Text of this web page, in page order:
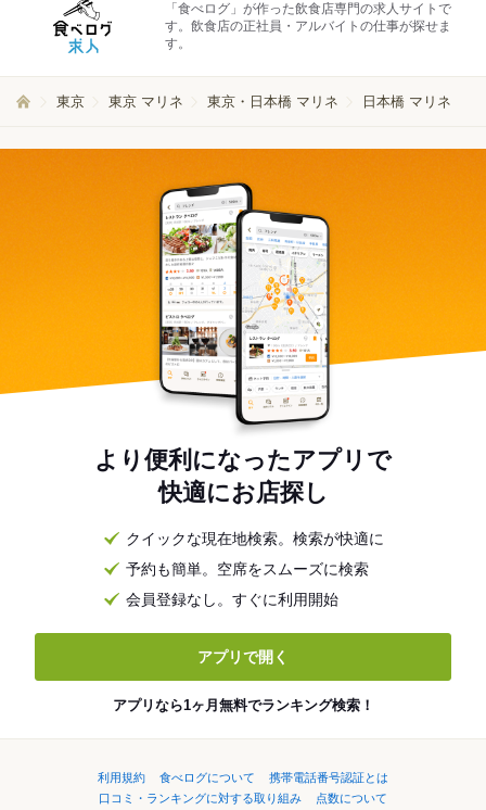
「食べログ」が作った飲食店専門の求人サイトで
す。飲食店の正社員・アルバイトの仕事が探せま
す。
東京 東京 マリネ 東京・日本橋 マリネ 日本橋 マリネ
より便利になったアプリで
快適にお店探し
クイックな現在地検索。検索が快適に
予約も簡単。空席をスムーズに検索
会員登録なし。すぐに利用開始
アプリで開く
アプリなら1ヶ月無料でランキング検索！
利用規約 食べログについて
携帯電話番号認証とは
口コミ・ランキングに対する取り組み
点数について